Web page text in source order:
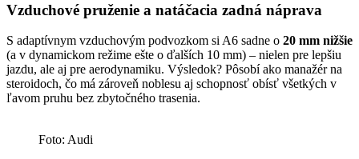
Vzduchové pruženie a natáčacia zadná náprava
S adaptívnym vzduchovým podvozkom si A6 sadne o 20 mm nižšie
(a v dynamickom režime ešte o ďalších 10 mm) – nielen pre lepšiu
jazdu, ale aj pre aerodynamiku. Výsledok? Pôsobí ako manažér na
steroidoch, čo má zároveň noblesu aj schopnosť obísť všetkých v
ľavom pruhu bez zbytočného trasenia.
Foto: Audi